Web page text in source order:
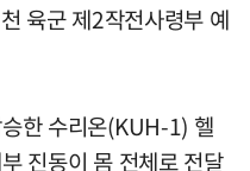
육군 제2작전사령부 예
한 수리온(KUH-1) 헬
진동이 몸 전체로 전달